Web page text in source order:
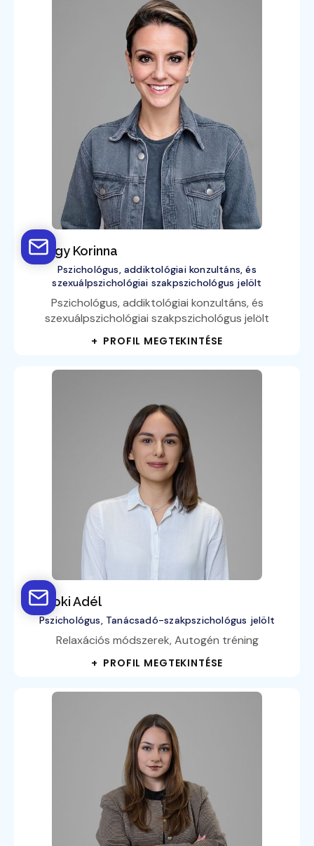
György Korinna
Pszichológus, addiktológiai konzultáns, és
szexuálpszichológiai szakpszichológus jelölt
Pszichológus, addiktológiai konzultáns, és
szexuálpszichológiai szakpszichológus jelölt
+ PROFIL MEGTEKINTÉSE
Homoki Adél
Pszichológus, Tanácsadó-szakpszichológus jelölt
Relaxációs módszerek, Autogén tréning
+ PROFIL MEGTEKINTÉSE